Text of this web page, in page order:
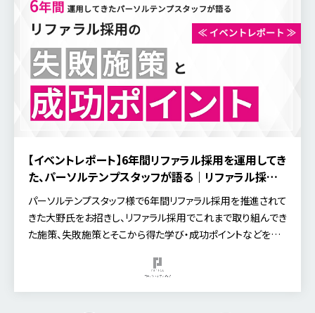
【イベントレポート】6年間リファラル採用を運用してき
た、パーソルテンプスタッフが語る｜リファラル採用
の失敗施策とその背景から導く成功ポイント
パーソルテンプスタッフ様で6年間リファラル採用を推進されて
きた大野氏をお招きし、リファラル採用でこれまで取り組んでき
た施策、失敗施策とそこから得た学び・成功ポイントなどを具